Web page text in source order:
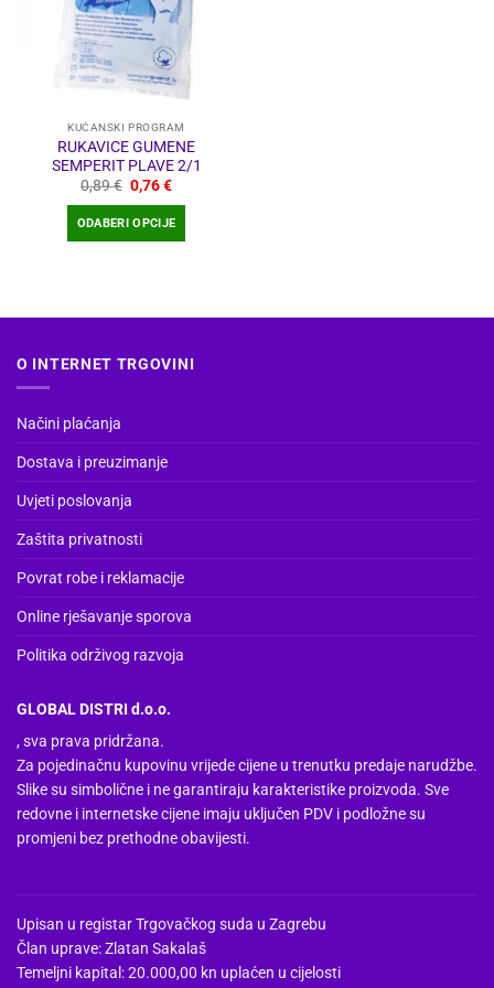
KUĆANSKI PROGRAM
RUKAVICE GUMENE
SEMPERIT PLAVE 2/1
0,89€ Izvorna
cijena
je:
0,89 €.
0,76€Trenutna
0,76 €.
ODABERI OPCIJE
više
Opcije
na
proizvoda
O INTERNET TRGOVINI
Načini plaćanja
Dostava i preuzimanje
Uvjeti poslovanja
Zaštita privatnosti
Povrat robe i reklamacije
Online rješavanje sporova
Politika održivog razvoja
GLOBAL DISTRI d.o.o.
, sva prava pridržana.
Za pojedinačnu kupovinu vrijede cijene u trenutku predaje narudžbe.
Slike su simbolične i ne garantiraju karakteristike proizvoda. Sve
redovne i internetske cijene imaju uključen PDV i podložne su
promjeni bez prethodne obavijesti.
Upisan u registar Trgovačkog suda u Zagrebu
Član uprave: Zlatan Sakalaš
Temeljni kapital: 20.000,00 kn uplaćen u cijelosti